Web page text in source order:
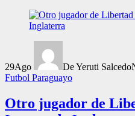
29Ago De Yeruti Salcedo
Futbol Paraguayo
Otro jugador de